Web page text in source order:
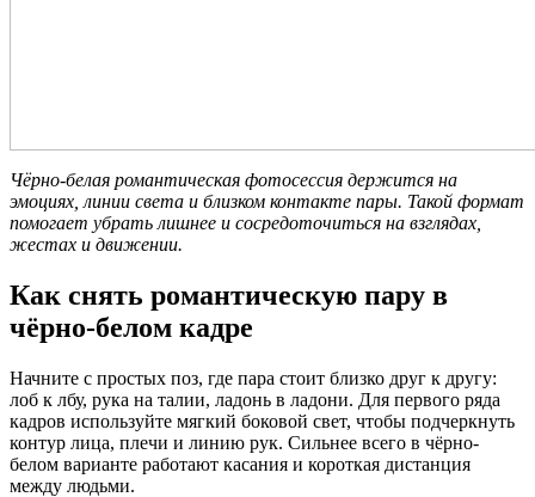
Чёрно-белая романтическая фотосессия держится на
эмоциях, линии света и близком контакте пары. Такой формат
помогает убрать лишнее и сосредоточиться на взглядах,
жестах и движении.
Как снять романтическую пару в
чёрно-белом кадре
Начните с простых поз, где пара стоит близко друг к другу:
лоб к лбу, рука на талии, ладонь в ладони. Для первого ряда
кадров используйте мягкий боковой свет, чтобы подчеркнуть
контур лица, плечи и линию рук. Сильнее всего в чёрно-
белом варианте работают касания и короткая дистанция
между людьми.